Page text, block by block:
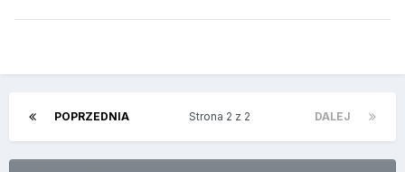
POPRZEDNIA DALEJ
Strona 2 z 2